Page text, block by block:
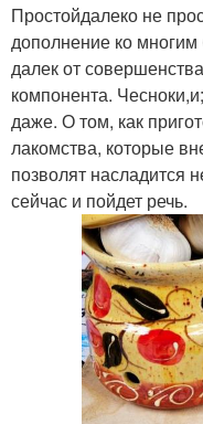
Простойдалеко не
дополнение ко
далек от
компонента.
даже. О том, как
лакомства, которые
позволят насладится
сейчас и пойдет речь.